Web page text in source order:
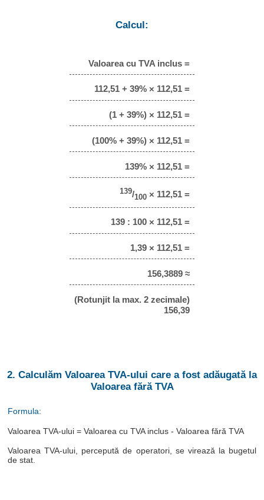
Calcul:
Valoarea cu TVA inclus =
112,51 + 39% × 112,51 =
(1 + 39%) × 112,51 =
(100% + 39%) × 112,51 =
139% × 112,51 =
139/100 × 112,51 =
139 : 100 × 112,51 =
1,39 × 112,51 =
156,3889 ≈
(Rotunjit la max. 2 zecimale)
156,39
2. Calculăm Valoarea TVA-ului care a fost adăugată la
Valoarea fără TVA
Formula:
Valoarea TVA-ului = Valoarea cu TVA inclus - Valoarea fără TVA
Valoarea TVA-ului, percepută de operatori, se virează la bugetul
de stat.